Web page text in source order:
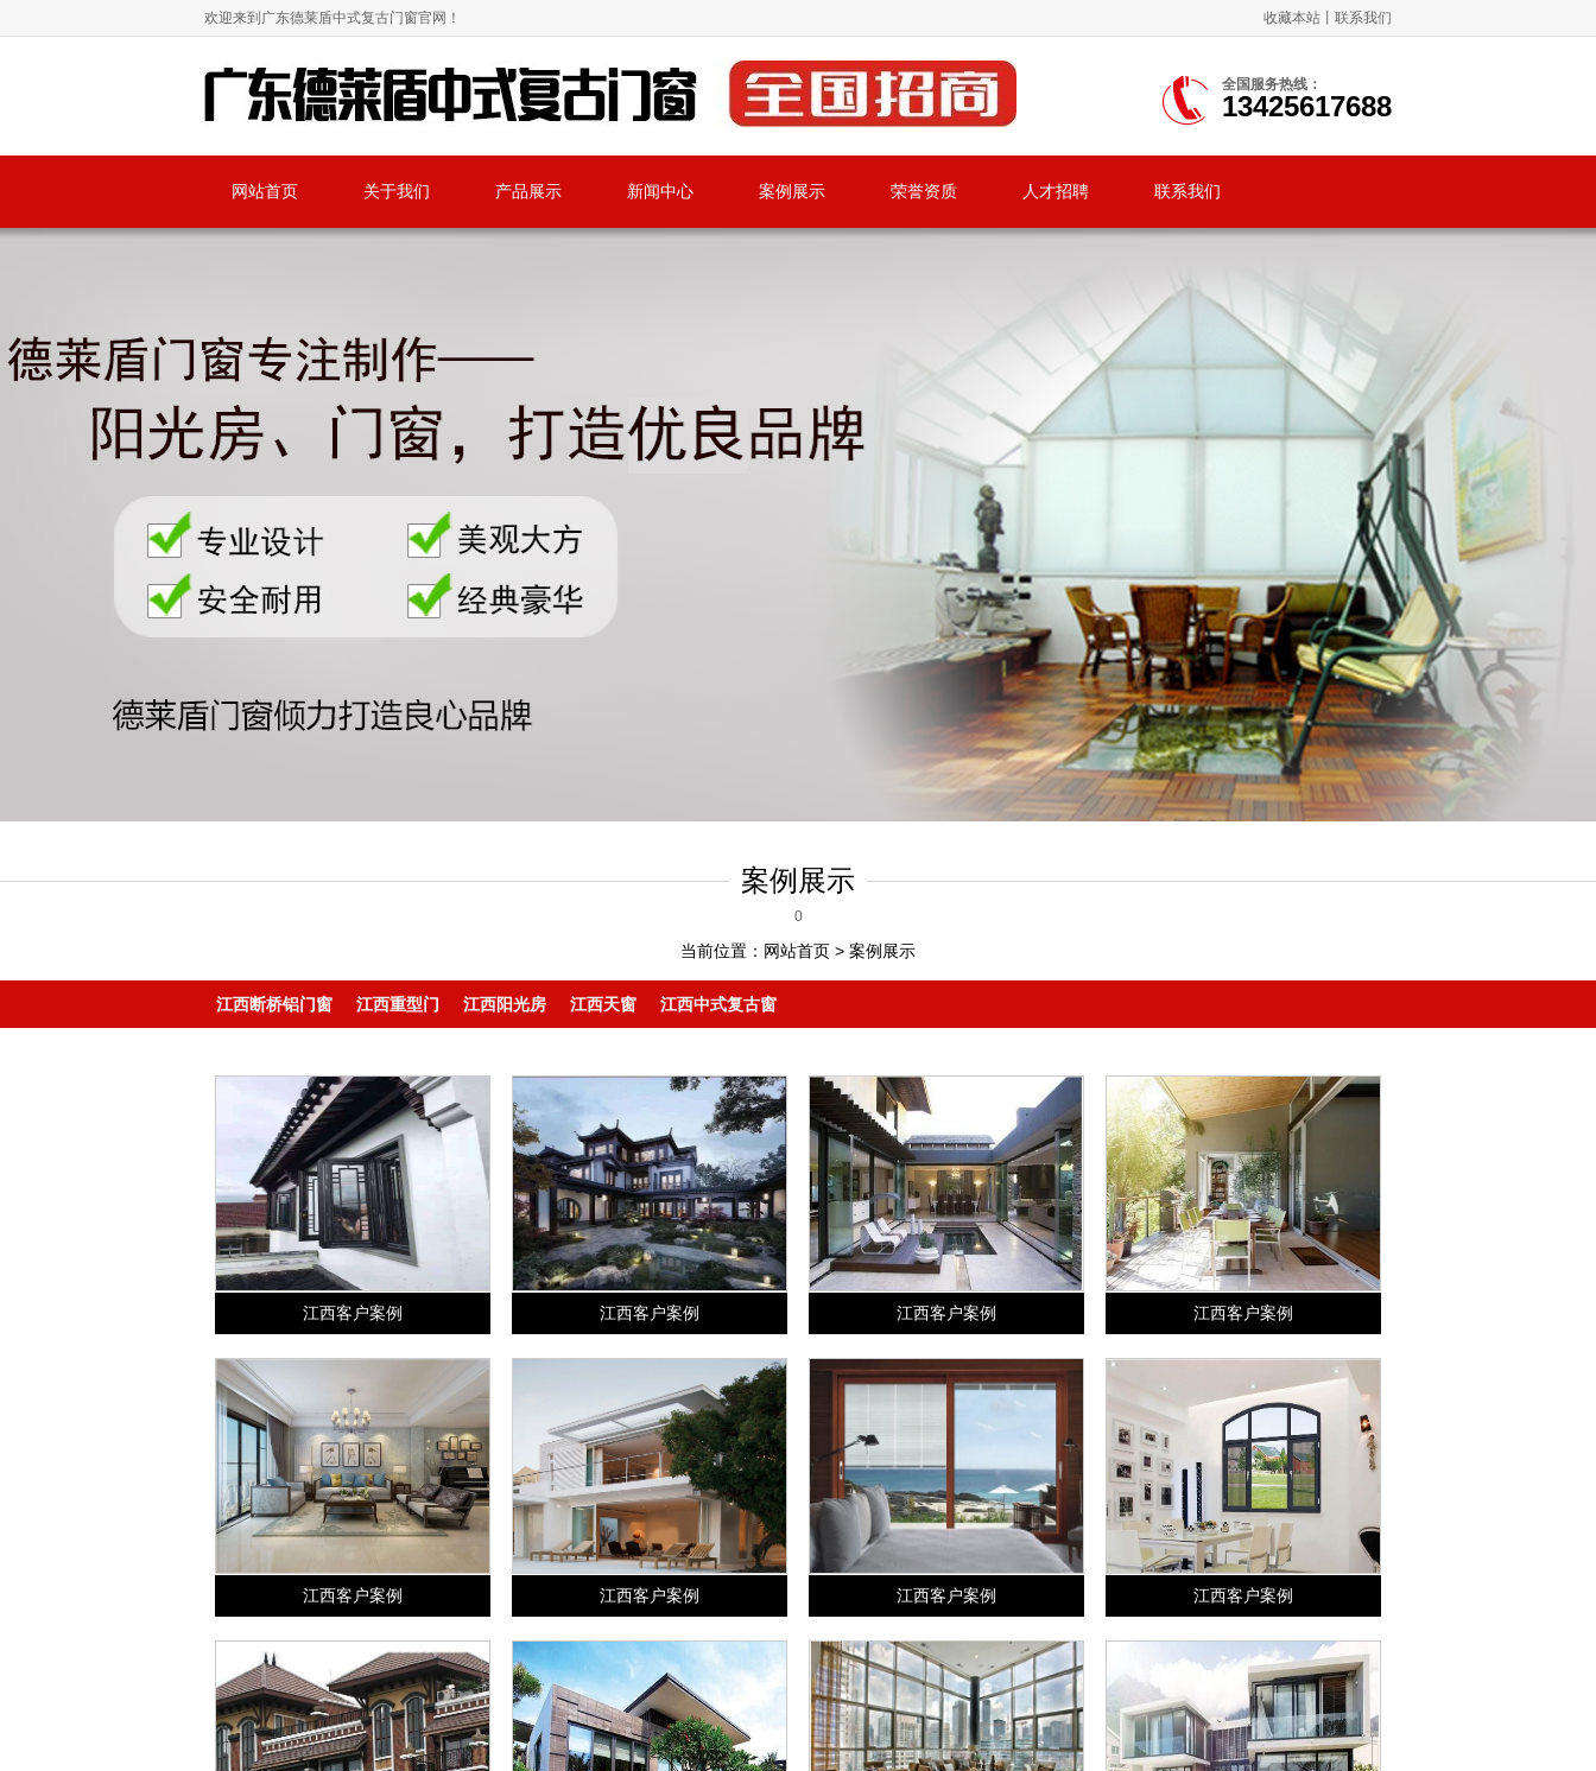
收藏本站 联系我们
欢迎来到广东德莱盾中式复古门窗官网！
全国服务热线：
13425617688
网站首页 关于我们 产品展示 新闻中心 案例展示 荣誉资质 人才招聘 联系我们
案例展示
0
当前位置： 网站首页 > 案例展示
江西断桥铝门窗 江西重型门 江西阳光房 江西天窗 江西中式复古窗
江西客户案例 江西客户案例 江西客户案例 江西客户案例
江西客户案例 江西客户案例 江西客户案例 江西客户案例